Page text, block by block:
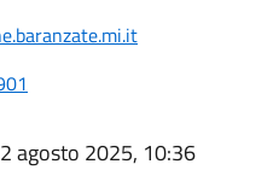
agosto 2025, 10:36